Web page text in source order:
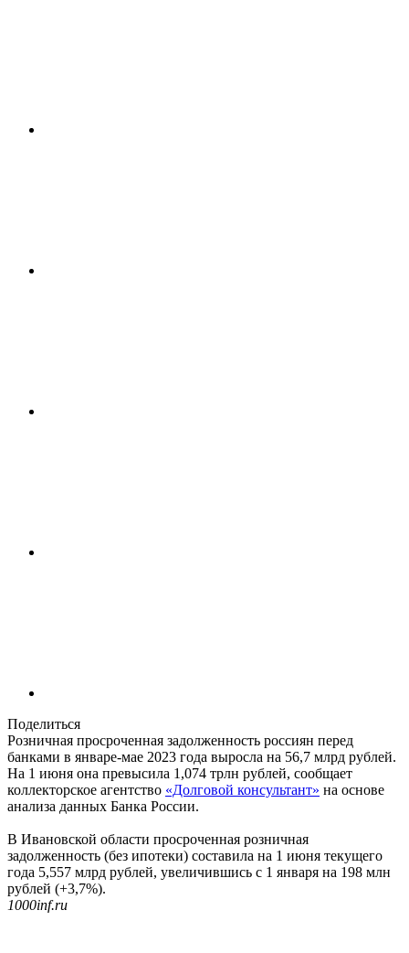
Поделиться
Розничная просроченная задолженность россиян перед
банками в январе-мае 2023 года выросла на 56,7 млрд рублей.
На 1 июня она превысила 1,074 трлн рублей, сообщает
коллекторское агентство «Долговой консультант» на основе
анализа данных Банка России.
В Ивановской области просроченная розничная
задолженность (без ипотеки) составила на 1 июня текущего
года 5,557 млрд рублей, увеличившись с 1 января на 198 млн
рублей (+3,7%).
1000inf.ru